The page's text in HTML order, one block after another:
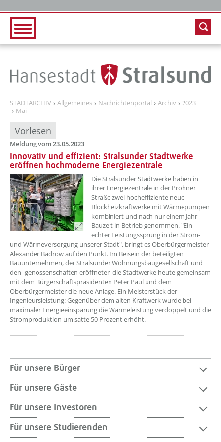
STADTARCHIV Allgemeines Nachrichtenportal Archiv
2023
Mai
Vorlesen
Meldung vom 23.05.2023
Innovativ und effizient: Stralsunder Stadtwerke
eröffnen hochmoderne Energiezentrale
??? absaetzeOben[1]/titel ???
Die Stralsunder Stadtwerke haben in
ihrer Energiezentrale in der Prohner
Straße zwei hocheffiziente neue
Blockheizkraftwerke mit Wärmepumpen
kombiniert und nach nur einem Jahr
Bauzeit in Betrieb genommen. "Ein
echter Leistungssprung in der Strom-
und Wärmeversorgung unserer Stadt", bringt es Oberbürgermeister
Alexander Badrow auf den Punkt. Im Beisein der beteiligten
Bauunternehmen, der Stralsunder Wohnungsbaugesellschaft und
den -genossenschaften eröffneten die Stadtwerke heute gemeinsam
mit dem Bürgerschaftspräsidenten Peter Paul und dem
Oberbürgermeister die neue Anlage. Ein Meisterstück der
Ingenieursleistung: Gegenüber dem alten Kraftwerk wurde bei
maximaler Energieeinsparung die Wärmeleistung verdoppelt und die
Stromproduktion um satte 50 Prozent erhöht.
Für unsere Bürger
Für unsere Gäste
Für unsere Investoren
Für unsere Studierenden